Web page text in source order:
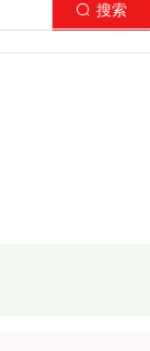
搜索